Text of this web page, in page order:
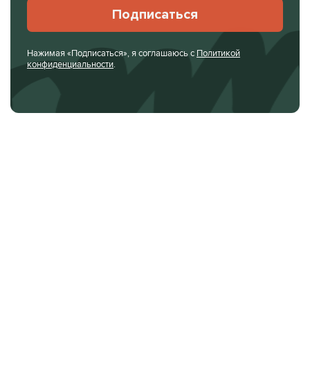
Подписаться
Нажимая «Подписаться», я соглашаюсь с Политикой
конфиденциальности.